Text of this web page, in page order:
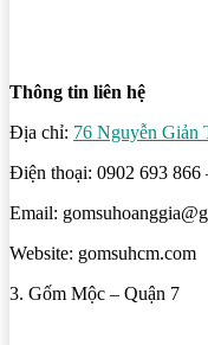
Thông tin liên hệ
Địa chỉ: 76 Nguyễn Giản
Điện thoại: 0902 693 866
Email:
Website: gomsuhcm.com
3. Gốm Mộc – Quận 7